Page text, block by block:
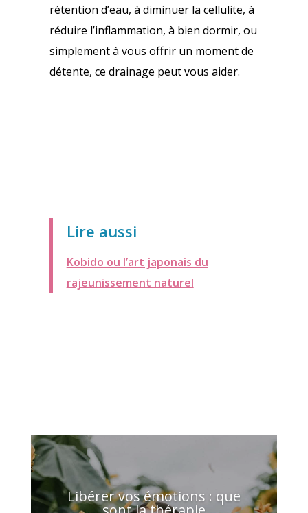
rétention d’eau, à diminuer la cellulite, à
réduire l’inflammation, à bien dormir, ou
simplement à vous offrir un moment de
détente, ce drainage peut vous aider.
Lire aussi
Kobido ou l’art japonais du
rajeunissement naturel
Libérer vos émotions : que